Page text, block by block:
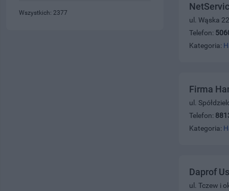
ul. Wąska
Telefon:
Kategoria:
Firma
ul.
Telefon:
Kategoria:
Daprof
ul. Tczew i
Wszystkich: 2377